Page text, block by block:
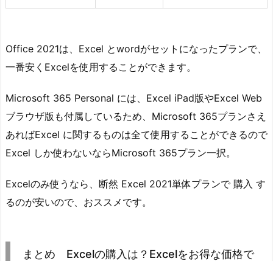
Office 2021は、Excel とwordがセットになったプランで、
一番安くExcelを使用することができます。
Microsoft 365 Personal には、Excel iPad版やExcel Web
ブラウザ版も付属しているため、Microsoft 365プランさえ
あればExcel に関するものは全て使用することができるので
Excel しか使わないならMicrosoft 365プラン一択。
Excelのみ使うなら、断然 Excel 2021単体プランで 購入 す
るのが安いので、おススメです。
まとめ Excelの購入は？Excelをお得な価格で